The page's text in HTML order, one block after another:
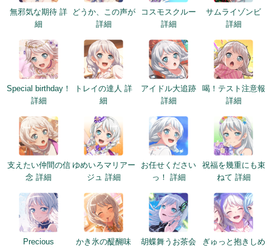
無邪気な期待 詳
細
どうか、この声が
詳細
コスモスクルー
詳細
サムライゾンビ
詳細
Special birthday！
詳細
トレイの達人 詳
細
アイドル大追跡
詳細
喝！テスト注意報
詳細
支えたい仲間の信
念 詳細
ゆめいろマリアー
ジュ 詳細
お任せください
っ！ 詳細
祝福を幾重にも束
ねて 詳細
Precious
かき氷の醍醐味
胡蝶舞うお茶会
ぎゅっと抱きしめ